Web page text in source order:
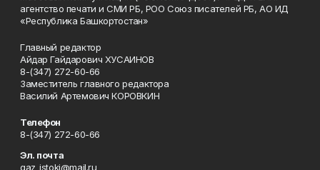
агентство печати и СМИ РБ, РОО Союз писателей РБ, АО ИД
«Республика Башкортостан»
Главный редактор
Айдар Гайдарович ХУСАИНОВ
8-(347) 272-60-66
Заместитель главного редактора
Василий Артемович КОРОВКИН
Телефон
8-(347) 272-60-66
Эл. почта
gaz_istoki@mail.ru